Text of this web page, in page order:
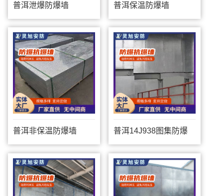
普洱泄爆防爆墙 普洱保温防爆墙
普洱非保温防爆墙 普洱14J938图集防爆
墙